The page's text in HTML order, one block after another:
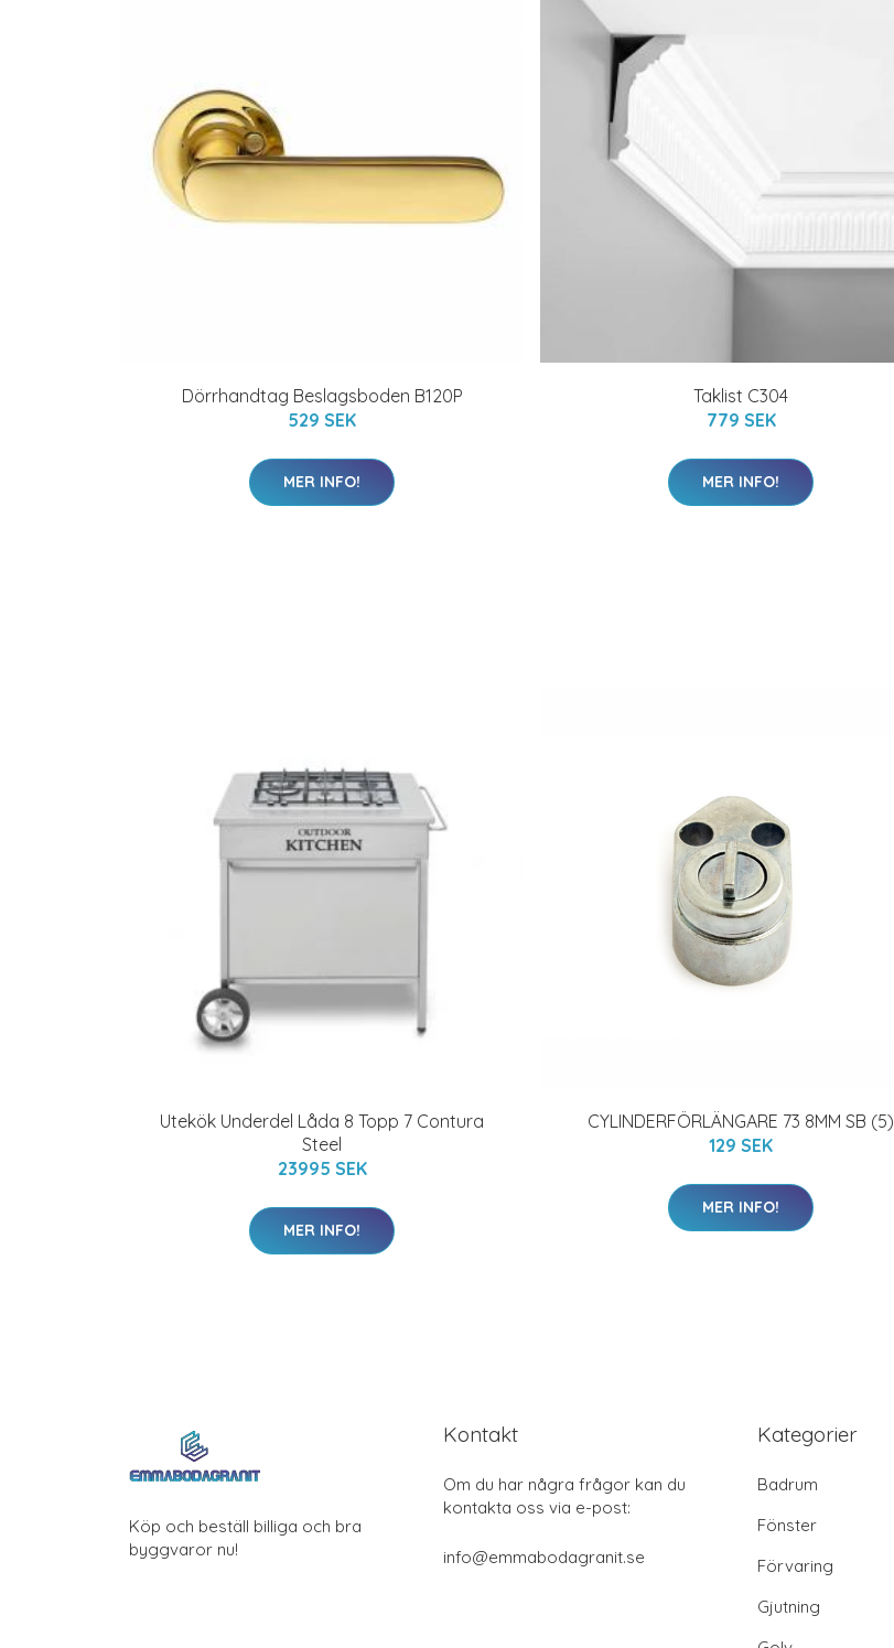
Dörrhandtag Beslagsboden B120P
529 SEK
MER INFO!
Taklist C304
779 SEK
MER INFO!
Utekök Underdel Låda 8 Topp 7 Contura
Steel
23995 SEK
MER INFO!
CYLINDERFÖRLÄNGARE 73 8MM SB (5)
129 SEK
MER INFO!
Köp och beställ billiga och bra
byggvaror nu!
Kontakt
Om du har några frågor kan du
kontakta oss via e-post:
info@emmabodagranit.se
Kategorier
Badrum
Fönster
Förvaring
Gjutning